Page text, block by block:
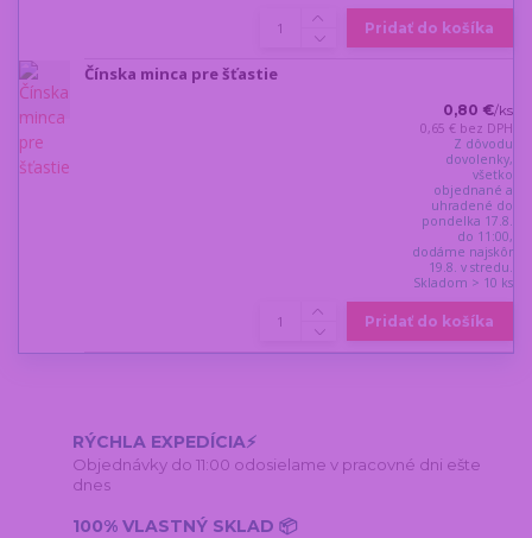
Pridať do košíka
Čínska minca pre šťastie
0,80 €/ks
0,65 € bez DPH
Z dôvodu
dovolenky,
všetko
objednané a
uhradené do
pondelka 17.8.
do 11:00,
dodáme najskôr
19.8. v stredu.
Skladom > 10 ks
Pridať do košíka
RÝCHLA EXPEDÍCIA⚡
Objednávky do 11:00 odosielame v pracovné dni ešte
dnes
100% VLASTNÝ SKLAD 📦